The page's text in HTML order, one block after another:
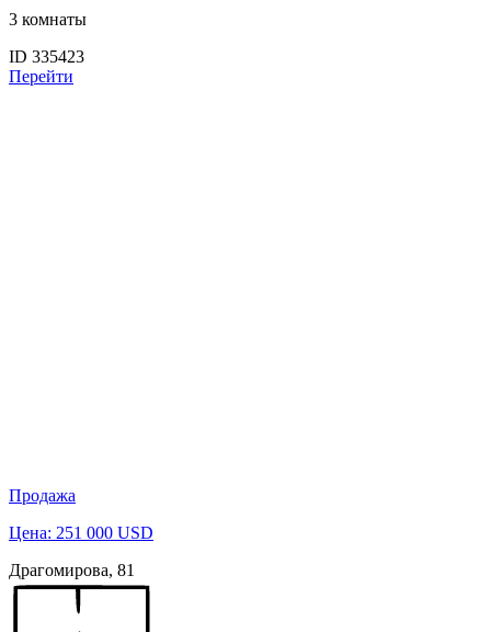
3 комнаты
ID 335423
Перейти
Продажа
Цена: 251 000 USD
Драгомирова, 81